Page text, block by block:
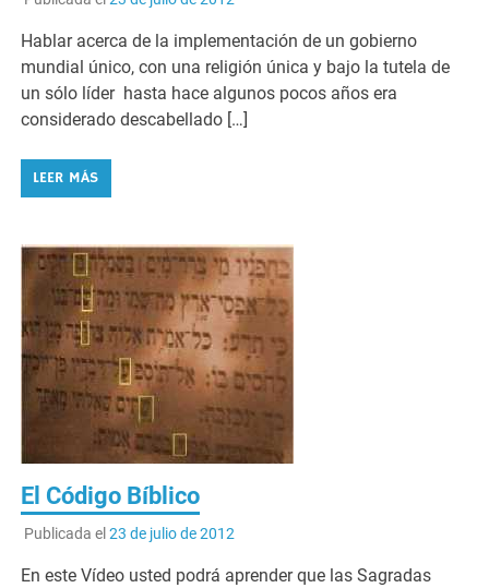
Hablar acerca de la implementación de un gobierno
mundial único, con una religión única y bajo la tutela de
un sólo líder hasta hace algunos pocos años era
considerado descabellado […]
LEER MÁS
El Código Bíblico
Publicada el 23 de julio de 2012
En este Vídeo usted podrá aprender que las Sagradas